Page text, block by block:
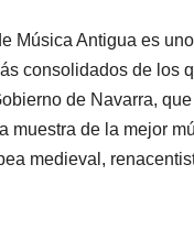
Música Antigua es
consolidados de los
de Navarra, que
muestra de la mejor
medieval,